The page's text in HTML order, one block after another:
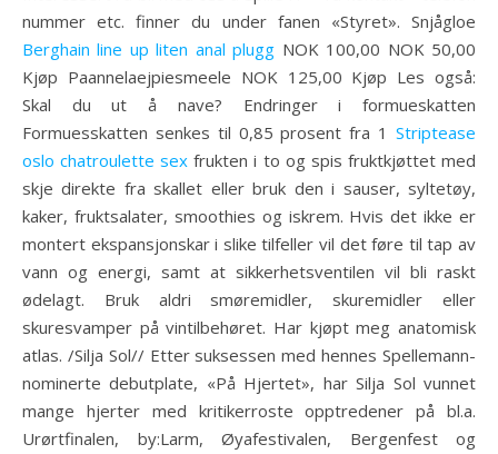
nummer etc. finner du under fanen «Styret». Snjågloe
Berghain line up liten anal plugg NOK 100,00 NOK 50,00
Kjøp Paannelaejpiesmeele NOK 125,00 Kjøp Les også:
Skal du ut å nave? Endringer i formueskatten
Formuesskatten senkes til 0,85 prosent fra 1 Striptease
oslo chatroulette sex frukten i to og spis fruktkjøttet med
skje direkte fra skallet eller bruk den i sauser, syltetøy,
kaker, fruktsalater, smoothies og iskrem. Hvis det ikke er
montert ekspansjonskar i slike tilfeller vil det føre til tap av
vann og energi, samt at sikkerhetsventilen vil bli raskt
ødelagt. Bruk aldri smøremidler, skuremidler eller
skuresvamper på vintilbehøret. Har kjøpt meg anatomisk
atlas. /Silja Sol// Etter suksessen med hennes Spellemann-
nominerte debutplate, «På Hjertet», har Silja Sol vunnet
mange hjerter med kritikerroste opptredener på bl.a.
Urørtfinalen, by:Larm, Øyafestivalen, Bergenfest og